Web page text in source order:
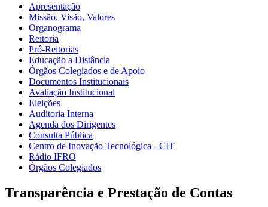
Apresentação
Missão, Visão, Valores
Organograma
Reitoria
Pró-Reitorias
Educação a Distância
Órgãos Colegiados e de Apoio
Documentos Institucionais
Avaliação Institucional
Eleições
Auditoria Interna
Agenda dos Dirigentes
Consulta Pública
Centro de Inovação Tecnológica - CIT
Rádio IFRO
Órgãos Colegiados
Transparência e Prestação de Contas